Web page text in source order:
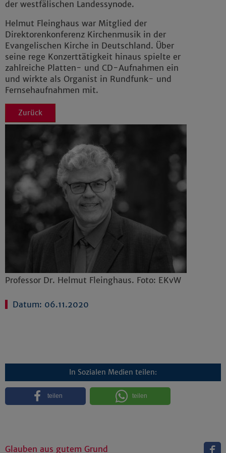
der westfälischen Landessynode.
Helmut Fleinghaus war Mitglied der
Direktorenkonferenz Kirchenmusik in der
Evangelischen Kirche in Deutschland. Über
seine rege Konzerttätigkeit hinaus spielte er
zahlreiche Platten- und CD-Aufnahmen ein
und wirkte als Organist in Rundfunk- und
Fernsehaufnahmen mit.
Zurück
Professor Dr. Helmut Fleinghaus. Foto: EKvW
Datum: 06.11.2020
In Sozialen Medien teilen:
teilen teilen
Glauben aus gutem Grund